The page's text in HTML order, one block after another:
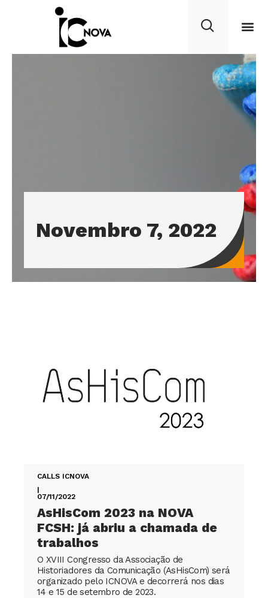
Novembro 7, 2022
CALLS ICNOVA
|
07/11/2022
AsHisCom 2023 na NOVA
FCSH: já abriu a chamada de
trabalhos
O XVIII Congresso da Associação de
Historiadores da Comunicação (AsHisCom) será
organizado pelo ICNOVA e decorrerá nos dias
14 e 15 de setembro de 2023.